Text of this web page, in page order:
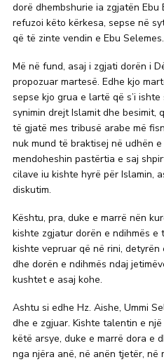
dorë dhembshurie ia zgjatën Ebu
refuzoi këto kërkesa, sepse në
që të zinte vendin e Ebu Selemes.
Më në fund, asaj i zgjati dorën i
propozuar martesë. Edhe kjo
sepse kjo grua e lartë që s’i
synimin drejt Islamit dhe besimit,
të gjatë mes tribusë arabe më
nuk mund të braktisej në udhën
mendoheshin pastërtia e saj
cilave iu kishte hyrë për Islamin,
diskutim.
Kështu, pra, duke e marrë nën
kishte zgjatur dorën e ndihmës
kishte vepruar që në rini,
dhe dorën e ndihmës ndaj
kushtet e asaj kohe.
Ashtu si edhe Hz. Aishe, Ummi
dhe e zgjuar. Kishte talentin e
këtë arsye, duke e marrë dora e
nga njëra anë, në anën tjetër, në